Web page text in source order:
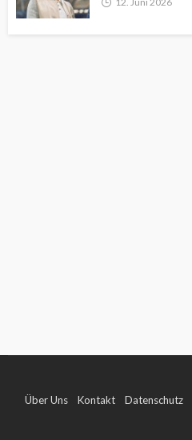
Über Uns Kontakt Datenschutz